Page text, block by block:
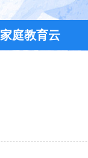
家庭教育云